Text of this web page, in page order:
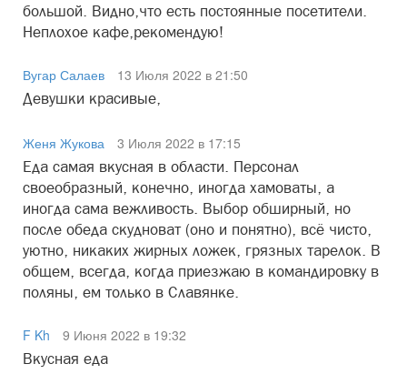
большой. Видно,что есть постоянные посетители.
Неплохое кафе,рекомендую!
Вугар Салаев
13 Июля 2022 в 21:50
Девушки красивые,
Женя Жукова
3 Июля 2022 в 17:15
Еда самая вкусная в области. Персонал
своеобразный, конечно, иногда хамоваты, а
иногда сама вежливость. Выбор обширный, но
после обеда скудноват (оно и понятно), всё чисто,
уютно, никаких жирных ложек, грязных тарелок. В
общем, всегда, когда приезжаю в командировку в
поляны, ем только в Славянке.
F Kh
9 Июня 2022 в 19:32
Вкусная еда